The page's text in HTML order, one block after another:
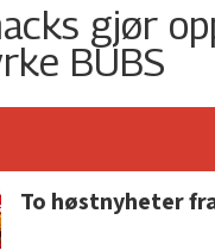
gjør
BUBS
To høstnyheter